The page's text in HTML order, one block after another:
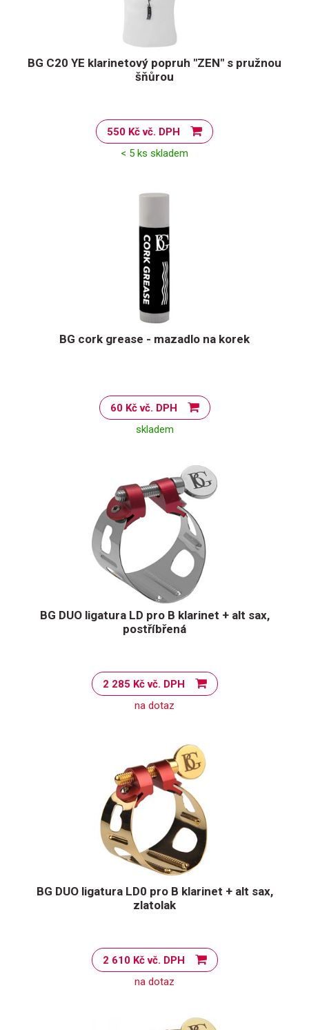
BG C20 YE klarinetový popruh "ZEN" s pružnou
šňůrou
550 Kč vč. DPH
< 5 ks skladem
BG cork grease - mazadlo na korek
60 Kč vč. DPH
skladem
BG DUO ligatura LD pro B klarinet + alt sax,
postříbřená
2 285 Kč vč. DPH
na dotaz
BG DUO ligatura LD0 pro B klarinet + alt sax,
zlatolak
2 610 Kč vč. DPH
na dotaz